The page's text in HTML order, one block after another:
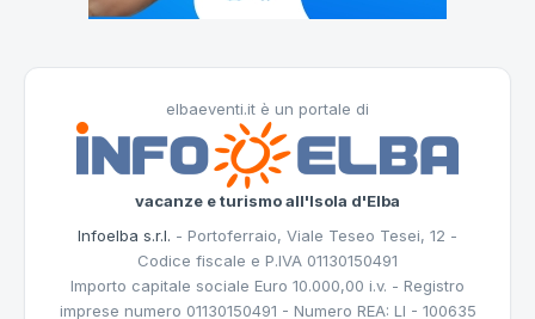
elbaeventi.it è un portale di
vacanze e turismo all'Isola d'Elba
Infoelba s.r.l. - Portoferraio, Viale Teseo Tesei, 12 -
Codice fiscale e P.IVA 01130150491
Importo capitale sociale Euro 10.000,00 i.v. - Registro
imprese numero 01130150491 - Numero REA: LI - 100635